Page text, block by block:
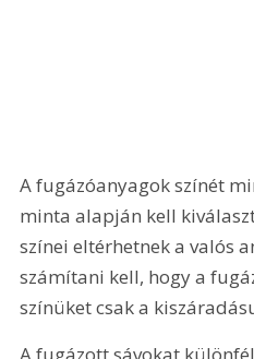
A fugázóanyagok színét
minta alapján kell
színei eltérhetnek a valós
számítani kell, hogy a
színüket csak a